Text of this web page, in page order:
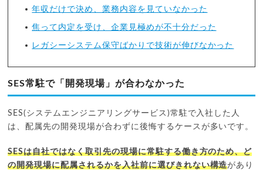
年収だけで決め、業務内容を見ていなかった
焦って内定を受け、企業見極めが不十分だった
レガシーシステム保守ばかりで技術が伸びなかった
SES常駐で「開発現場」が合わなかった
SES(システムエンジニアリングサービス)常駐で入社した人
は、配属先の開発現場が合わずに後悔するケースが多いです。
SESは自社ではなく取引先の現場に常駐する働き方のため、ど
の開発現場に配属されるかを入社前に選びきれない構造があり